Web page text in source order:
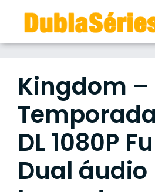
content
Kingdom –
DL 1080P
Dual áudio